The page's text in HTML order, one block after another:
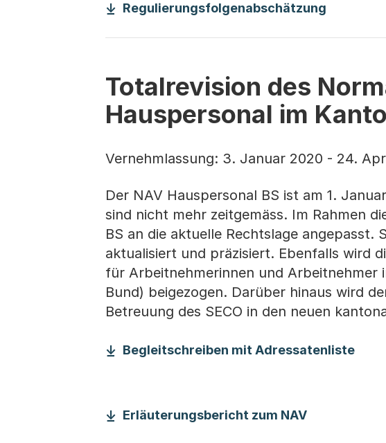
Regulierungsfolgenabschätzung
Totalrevision des
Hauspersonal im
Vernehmlassung: 3. Januar 2020 - 24.
Der NAV Hauspersonal BS ist am 1.
sind nicht mehr zeitgemäss. Im Rahmen
BS an die aktuelle Rechtslage angepasst.
aktualisiert und präzisiert. Ebenfalls wird
für Arbeitnehmerinnen und
Bund) beigezogen. Darüber hinaus wird
Betreuung des SECO in den neuen
Begleitschreiben mit Adressatenliste
Erläuterungsbericht zum NAV(Startet